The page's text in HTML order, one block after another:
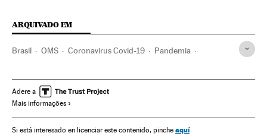
ARQUIVADO EM
Brasil OMS Coronavirus Covid-19 Pandemia
Ministério Saúde Joseph Biden
Crisis económica coronavirus covid-19
História América América do Norte
Adere a
Mais informações
Si está interesado en licenciar este contenido, pinche aquí